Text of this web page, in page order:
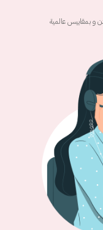
و بمقاييس عالمية